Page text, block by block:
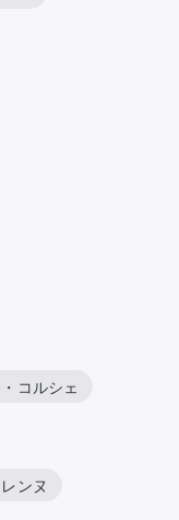
コルシェ
ンヌ